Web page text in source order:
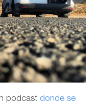
podcast donde se